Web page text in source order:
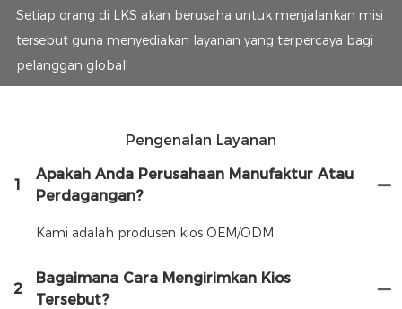
Setiap orang di LKS akan berusaha untuk menjalankan misi
tersebut guna menyediakan layanan yang terpercaya bagi
pelanggan global!
Pengenalan Layanan
1
Apakah Anda Perusahaan Manufaktur Atau
Perdagangan?
Kami adalah produsen kios OEM/ODM.
2
Bagaimana Cara Mengirimkan Kios
Tersebut?